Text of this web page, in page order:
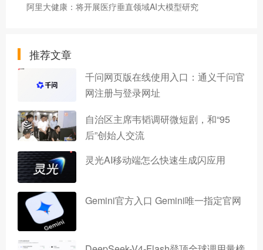
阿里大健康：将开展医疗垂直领域AI大模型研究
推荐文章
千问网页版在线使用入口：通义千问官
网注册与登录网址
自治区主席韦韬调研微短剧，和“95
后”创始人交流
灵光AI移动端怎么快速生成闪应用
Gemini官方入口 Gemini唯一指定官网